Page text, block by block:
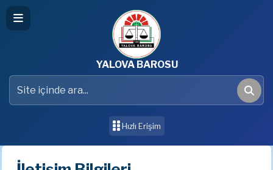
YALOVA BAROSU
Site içinde ara
Ara
Hızlı Erişim